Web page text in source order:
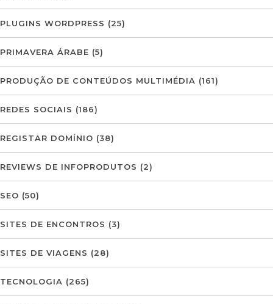
PLUGINS WORDPRESS (25)
PRIMAVERA ÁRABE (5)
PRODUÇÃO DE CONTEÚDOS MULTIMÉDIA (161)
REDES SOCIAIS (186)
REGISTAR DOMÍNIO (38)
REVIEWS DE INFOPRODUTOS (2)
SEO (50)
SITES DE ENCONTROS (3)
SITES DE VIAGENS (28)
TECNOLOGIA (265)